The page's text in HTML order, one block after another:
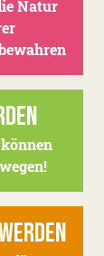
Natur